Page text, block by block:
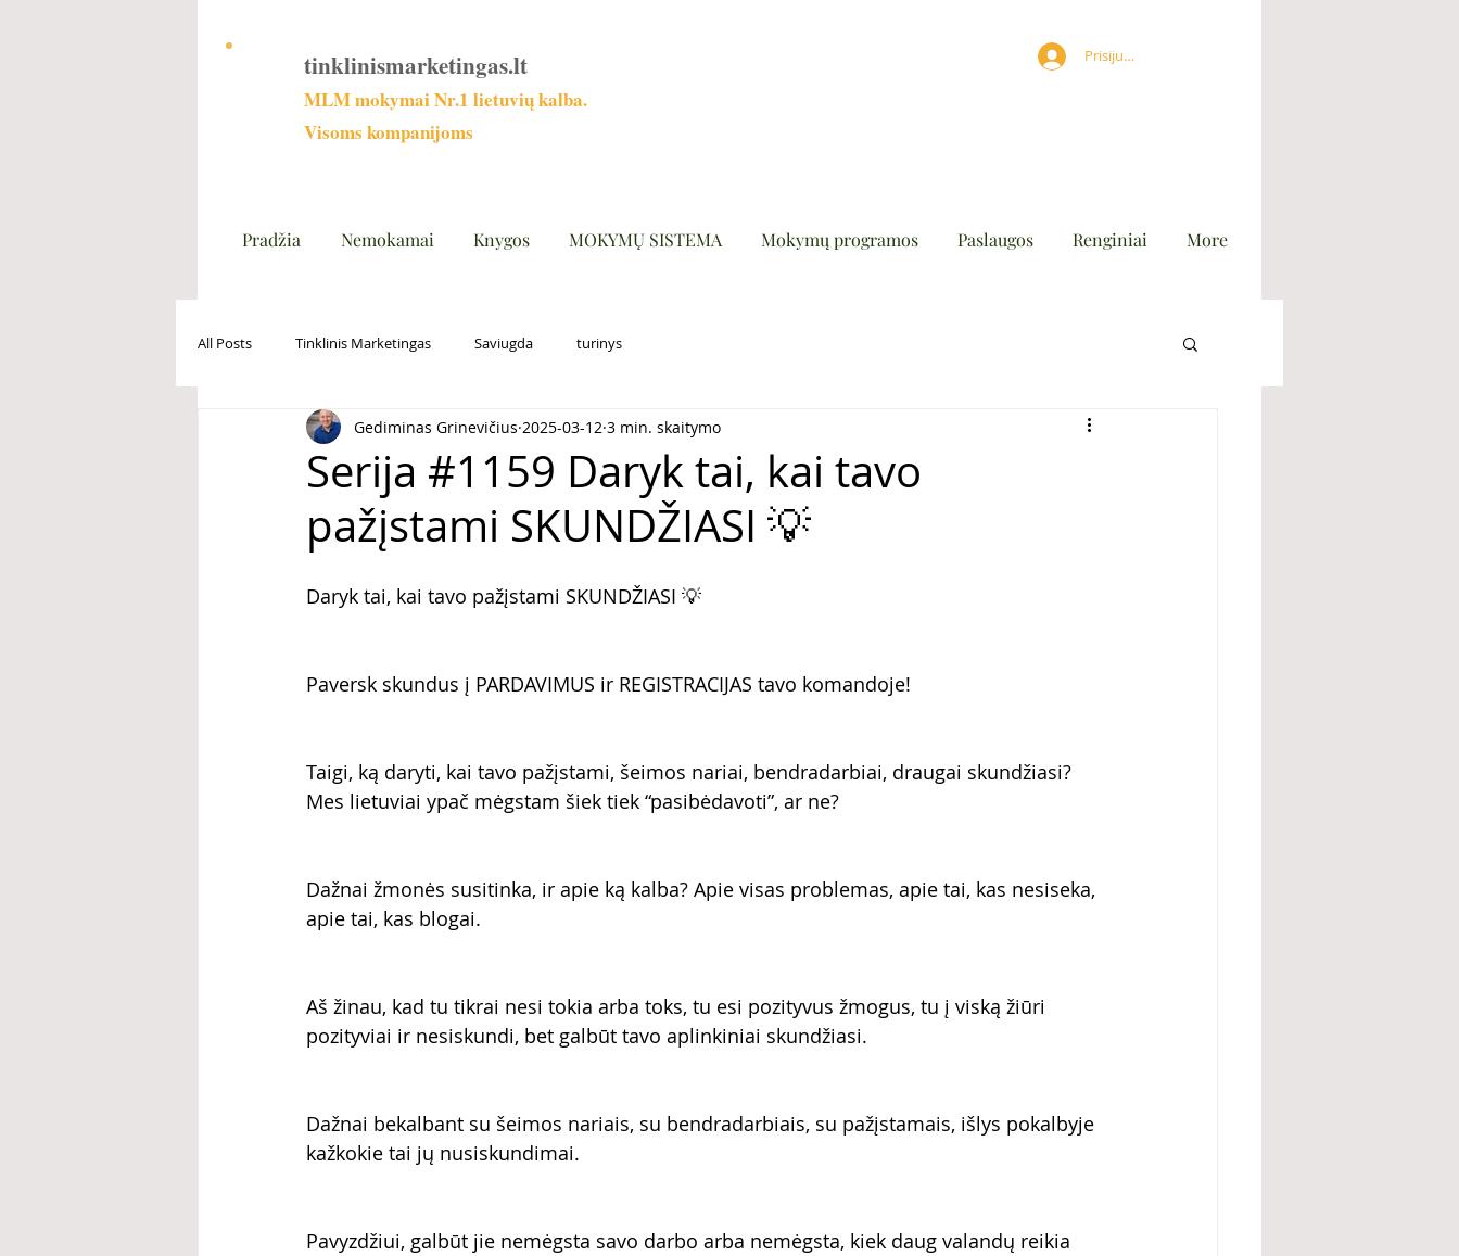
tinklinismarketingas.lt
MLM mokymai Nr.1 lietuvių kalba.
Visoms kompanijoms
Prisijungti
Pradžia Nemokamai Knygos MOKYMŲ SISTEMA Mokymų programos Paslaugos Renginiai More
All Posts Tinklinis Marketingas Saviugda turinys
Serija #1159 Daryk tai, kai tavo
pažįstami SKUNDŽIASI 💡
Gediminas Grinevičius 2025-03-12 3 min. skaitymo
Daryk tai, kai tavo pažįstami SKUNDŽIASI 💡
Paversk skundus į PARDAVIMUS ir REGISTRACIJAS tavo komandoje!
Taigi, ką daryti, kai tavo pažįstami, šeimos nariai, bendradarbiai, draugai skundžiasi?
Mes lietuviai ypač mėgstam šiek tiek “pasibėdavoti”, ar ne?
Dažnai žmonės susitinka, ir apie ką kalba? Apie visas problemas, apie tai, kas nesiseka,
apie tai, kas blogai.
Aš žinau, kad tu tikrai nesi tokia arba toks, tu esi pozityvus žmogus, tu į viską žiūri
pozityviai ir nesiskundi, bet galbūt tavo aplinkiniai skundžiasi.
Dažnai bekalbant su šeimos nariais, su bendradarbiais, su pažįstamais, išlys pokalbyje
kažkokie tai jų nusiskundimai.
Pavyzdžiui, galbūt jie nemėgsta savo darbo arba nemėgsta, kiek daug valandų reikia